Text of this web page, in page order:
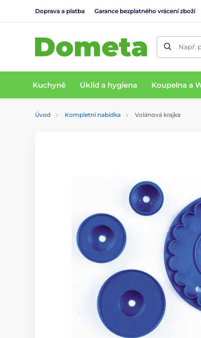
Doprava a platba Garance bezplatného vrácení zboží
Např.
Kuchyně Úklid a hygiena Koupelna a
Úvod Kompletní nabídka Volánová krajka